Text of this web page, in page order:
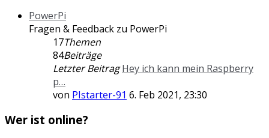
PowerPi
Fragen & Feedback zu PowerPi
17Themen
84Beiträge
Letzter Beitrag Hey ich kann mein Raspberry
p…
von PIstarter-91 6. Feb 2021, 23:30
Wer ist online?